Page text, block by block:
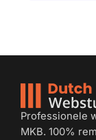
Professionele
MKB. 100%